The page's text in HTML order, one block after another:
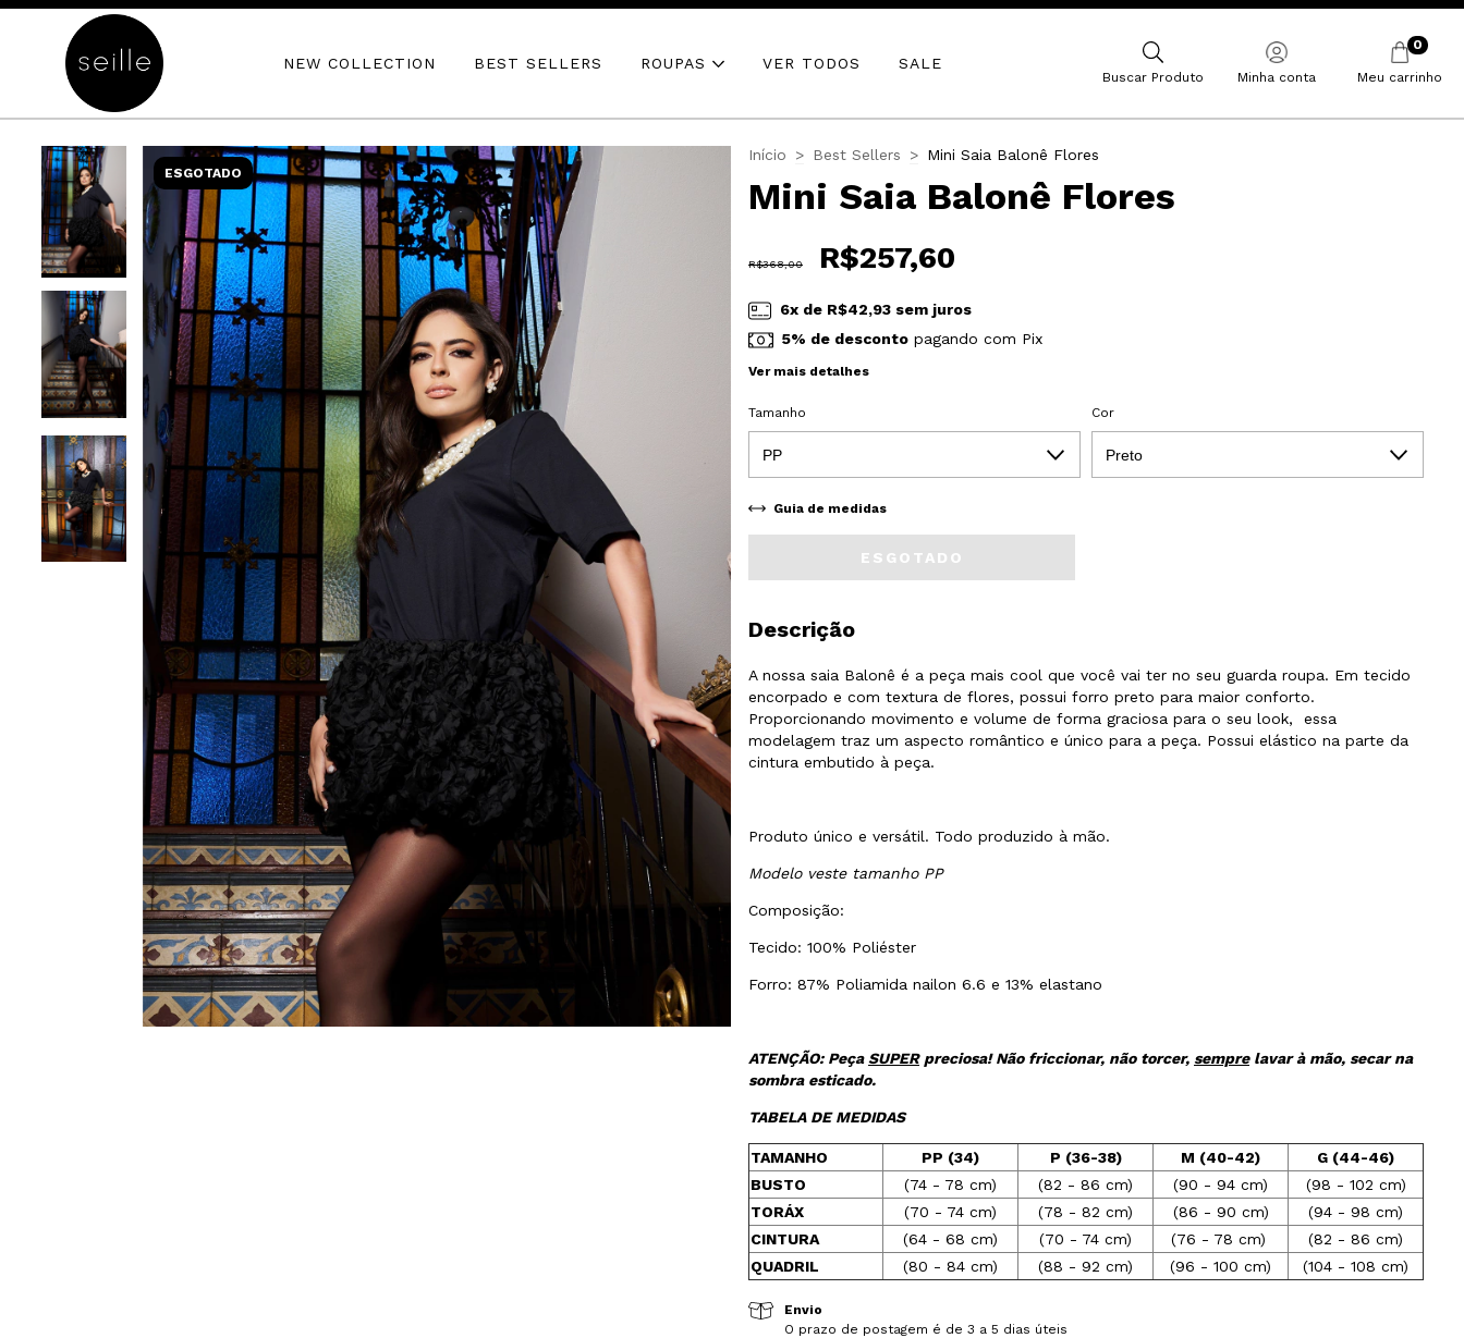
NEW COLLECTION BEST SELLERS ROUPAS VER TODOS SALE
Buscar Produto Minha conta Meu carrinho
0
ESGOTADO
Início > Best Sellers > Mini Saia Balonê Flores
Mini Saia Balonê Flores
R$368,00 R$257,60
6x de R$42,93sem juros
5% de desconto pagando com Pix
Ver mais detalhes
Tamanho Cor
Guia de medidas
Descrição
A nossa saia Balonê é a peça mais cool que você vai ter no seu guarda roupa. Em tecido
encorpado e com textura de flores, possui forro preto para maior conforto.
Proporcionando movimento e volume de forma graciosa para o seu look, essa
modelagem traz um aspecto romântico e único para a peça. Possui elástico na parte da
cintura embutido à peça.
Produto único e versátil. Todo produzido à mão.
Modelo veste tamanho PP
Composição:
Tecido: 100% Poliéster
Forro: 87% Poliamida nailon 6.6 e 13% elastano
ATENÇÃO: PeçaSUPERpreciosa! Não friccionar, não torcer, semprelavar à mão, secar na
sombra esticado.
TABELA DE MEDIDAS
TAMANHO PP (34) P (36-38) M (40-42)
G (44-46)
BUSTO
(74 - 78 cm) (82 - 86 cm) (90 - 94 cm)
(98 - 102 cm)
TORÁX
(70 - 74 cm) (78 - 82 cm) (86 - 90 cm)
(94 - 98 cm)
CINTURA
(64 - 68 cm) (70 - 74 cm) (76 - 78 cm)
(82 - 86 cm)
QUADRIL
(80 - 84 cm) (88 - 92 cm) (96 - 100 cm) (104 - 108 cm)
Envio
O prazo de postagem é de 3 a 5 dias úteis